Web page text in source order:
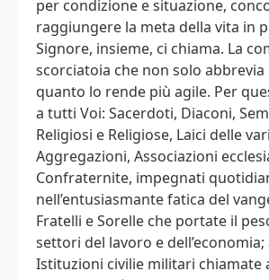
per condizione e situazione,
raggiungere la meta della vita in
Signore, insieme, ci chiama. La
scorciatoia che non solo abbrevia
quanto lo rende più agile. Per
a tutti Voi: Sacerdoti, Diaconi,
Religiosi e Religiose, Laici delle
Aggregazioni, Associazioni
Confraternite, impegnati
nell’entusiasmante fatica del
Fratelli e Sorelle che portate il
settori del lavoro e
Istituzioni civilie militari chiamate